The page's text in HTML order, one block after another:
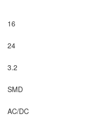
16
24
3.2
SMD
AC/DC